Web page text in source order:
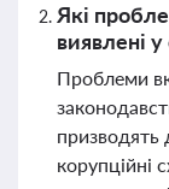
Які
виявлені у
Проблеми
призводять
корупційні